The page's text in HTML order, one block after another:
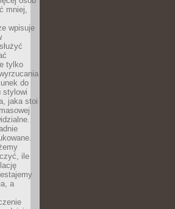
mniej,
wpisuje
tylko
do
stylowi
jaka stoi
ile
a